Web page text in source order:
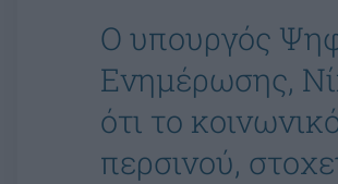
O υπουργός
Ενημέρωσης,
ότι το
περσινού,